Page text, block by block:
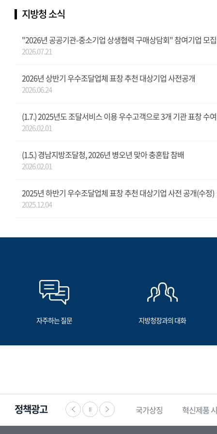
지방청 소식
"2026년 공공기관-중소기업 상생협력 구매상담회" 참여기업 모집
2026.07.21
2026년 상반기 우수조달업체 표창 추천 대상기업 사전공개
2026.06.24
(1.7.) 2025년도 조달서비스 이용 우수고객으로 3개 기관 표창 수여
2026.02.01
(1.5.) 경남지방조달청, 2026년 병오년 맞아 충혼탑 참배
2026.02.01
2025년 하반기 우수조달업체 표창 추천 대상기업 사전 공개(수정)
2025.12.04
자주하는 질문 지방청장과의 대화
정책광고
익신고 찾기쉬운 생활법령정보 국가상징 혁신제품